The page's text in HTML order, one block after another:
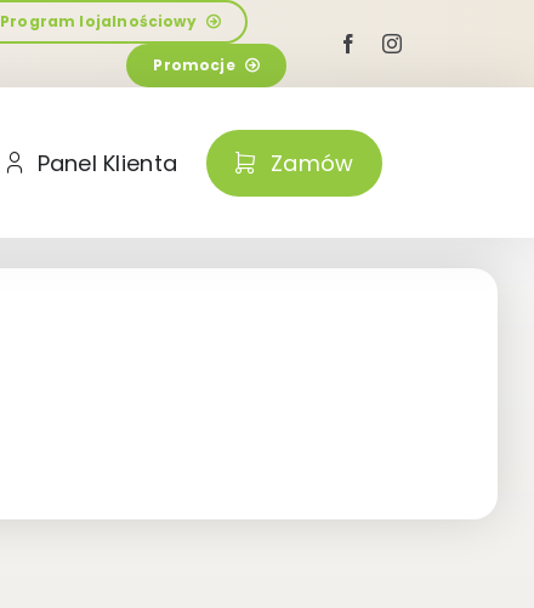
Program lojalnościowy
Promocje
Panel Klienta Zamów